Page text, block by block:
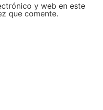
y web en este
que comente.